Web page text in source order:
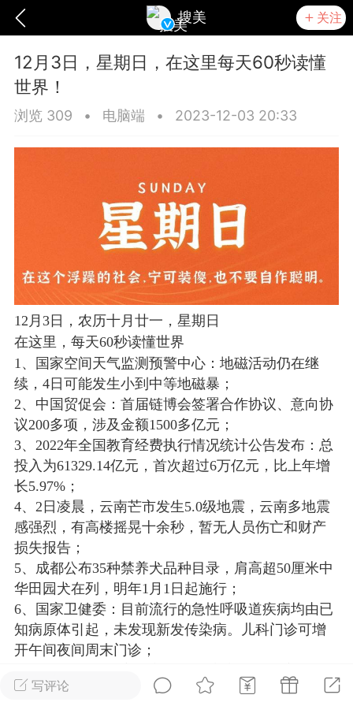
搜美 关注
卡卡动能素 无创溶斑术
美业357 芯诗妍 卡卡美业
每次200金币
师 小熊水光
爆汗熊
脂
卡卡动能素
皇斯普拉雅
建术
爆款平台
26 23:18
电脑端 美业资讯
闪充小白罐
本/双效闪充，养出紧致小白脸！一、项
充小白罐 = 闪充大白肌（仪器）× 草本
产品）×极光嫩肤啫喱（产品）这是一套
护...写评论
12月3日，星期日，在这里每天60秒读懂
世界！
浏览 309 • 电脑端 • 2023-12-03 20:33
12月3日，农历十月廿一，星期日
在这里，每天60秒读懂世界
1、国家空间天气监测预警中心：地磁活动仍在继
续，4日可能发生小到中等地磁暴；
2、中国贸促会：首届链博会签署合作协议、意向协
议200多项，涉及金额1500多亿元；
3、2022年全国教育经费执行情况统计公告发布：总
投入为61329.14亿元，首次超过6万亿元，比上年增
长5.97%；
4、2日凌晨，云南芒市发生5.0级地震，云南多地震
感强烈，有高楼摇晃十余秒，暂无人员伤亡和财产
损失报告；
5、成都公布35种禁养犬品种目录，肩高超50厘米中
华田园犬在列，明年1月1日起施行；
6、国家卫健委：目前流行的急性呼吸道疾病均由已
知病原体引起，未发现新发传染病。儿科门诊可增
开午间夜间周末门诊；
主标识正式公布；